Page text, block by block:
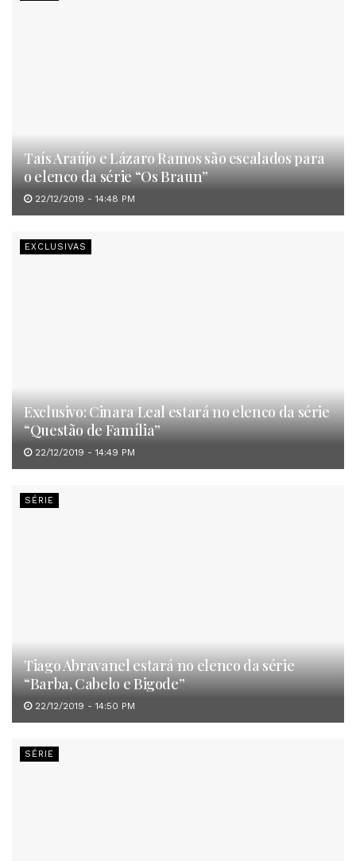
Taís Araújo e Lázaro Ramos são escalados para
o elenco da série “Os Braun”
22/12/2019 - 14:48 PM
EXCLUSIVAS
Exclusivo: Cinara Leal estará no elenco da série
“Questão de Família”
22/12/2019 - 14:49 PM
SÉRIE
Tiago Abravanel estará no elenco da série
“Barba, Cabelo e Bigode”
22/12/2019 - 14:50 PM
SÉRIE